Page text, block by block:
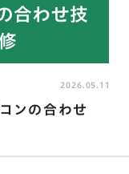
ンの合わせ
2026.05.11